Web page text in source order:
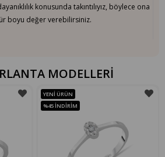
konusunda takıntılıyız, böylece ona
boyu değer verebilirsiniz.
MODELLERİ
YENI ÜRÜN
%45 İNDIRIM